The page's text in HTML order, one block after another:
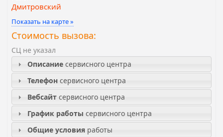
Дмитровский
Показать на карте »
Стоимость вызова:
СЦ не указал
Описаниесервисного центра
Телефонсервисного центра
Вебсайтсервисного центра
График работы сервисного центра
Общие условияработы